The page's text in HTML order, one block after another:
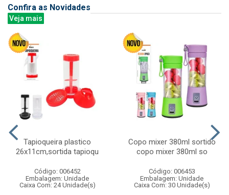
Confira as Novidades
Veja mais
Tapioqueira plastico
26x11cm,sortida tapioqu
Código: 006452
Embalagem: Unidade
Caixa Com: 24 Unidade(s)
Copo mixer 380ml sortido
copo mixer 380ml so
Código: 006453
Embalagem: Unidade
Caixa Com: 30 Unidade(s)